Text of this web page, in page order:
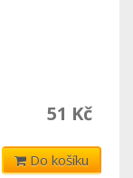
51 Kč
Do košíku